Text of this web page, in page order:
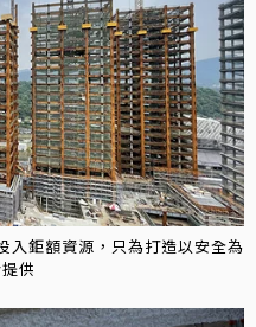
入鉅額資源，只為打造以安全為
供